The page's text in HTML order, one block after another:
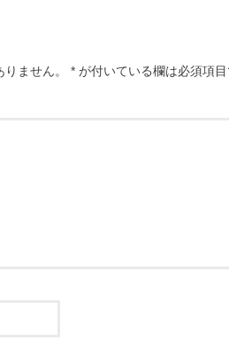
ません。 * が付いている欄は必須項